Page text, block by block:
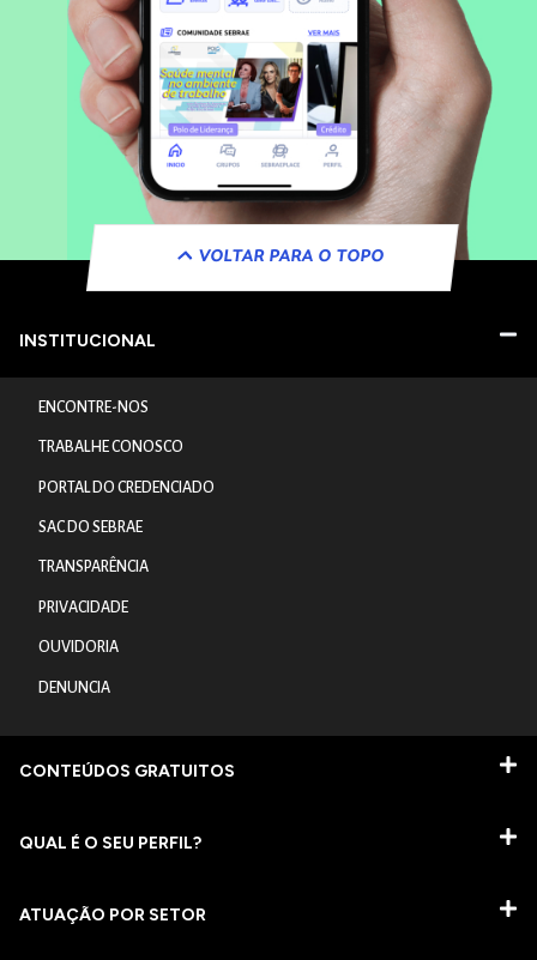
VOLTAR PARA O TOPO
INSTITUCIONAL
ENCONTRE-NOS
TRABALHE CONOSCO
PORTAL DO CREDENCIADO
SAC DO SEBRAE
TRANSPARÊNCIA
PRIVACIDADE
OUVIDORIA
DENUNCIA
CONTEÚDOS GRATUITOS
QUAL É O SEU PERFIL?
ATUAÇÃO POR SETOR